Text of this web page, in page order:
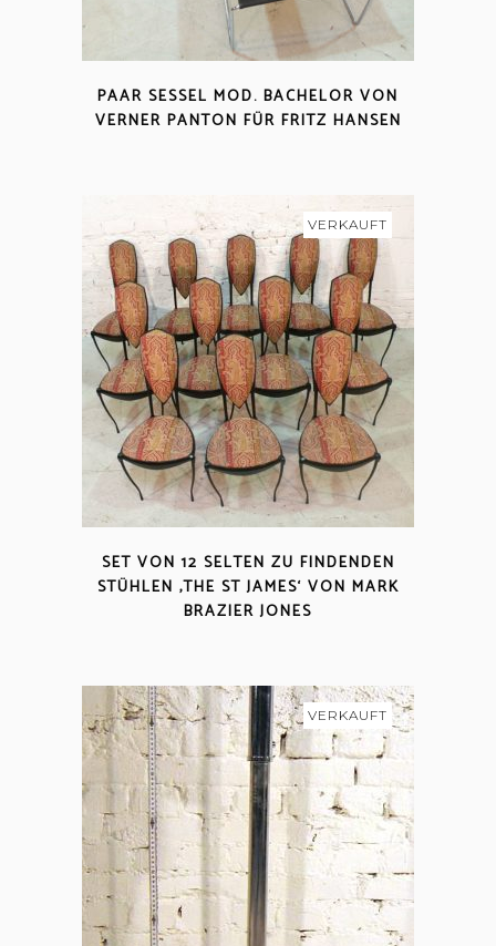
PAAR SESSEL MOD. BACHELOR VON
VERNER PANTON FÜR FRITZ HANSEN
VERKAUFT
SET VON 12 SELTEN ZU FINDENDEN
STÜHLEN ‚THE ST JAMES‘ VON MARK
BRAZIER JONES
VERKAUFT